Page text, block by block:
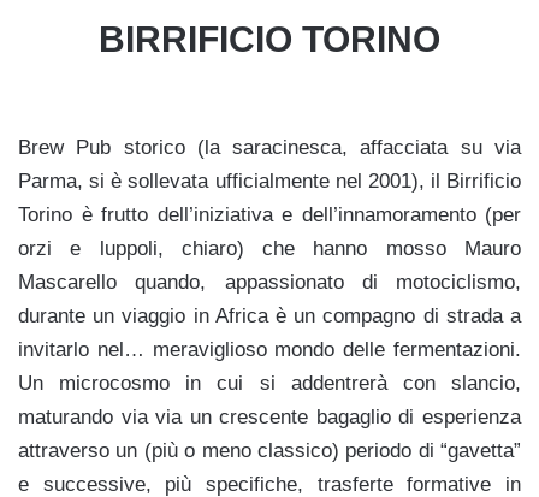
BIRRIFICIO TORINO
Brew Pub storico (la saracinesca, affacciata su via
Parma, si è sollevata ufficialmente nel 2001), il Birrificio
Torino è frutto dell’iniziativa e dell’innamoramento (per
orzi e luppoli, chiaro) che hanno mosso Mauro
Mascarello quando, appassionato di motociclismo,
durante un viaggio in Africa è un compagno di strada a
invitarlo nel… meraviglioso mondo delle fermentazioni.
Un microcosmo in cui si addentrerà con slancio,
maturando via via un crescente bagaglio di esperienza
attraverso un (più o meno classico) periodo di “gavetta”
e successive, più specifiche, trasferte formative in